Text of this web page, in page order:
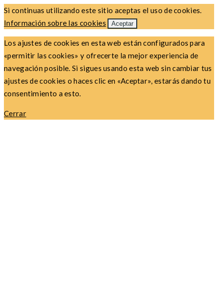
Si continuas utilizando este sitio aceptas el uso de cookies.
Información sobre las cookies
Aceptar
Los ajustes de cookies en esta web están configurados para
«permitir las cookies» y ofrecerte la mejor experiencia de
navegación posible. Si sigues usando esta web sin cambiar tus
ajustes de cookies o haces clic en «Aceptar», estarás dando tu
consentimiento a esto.
Cerrar